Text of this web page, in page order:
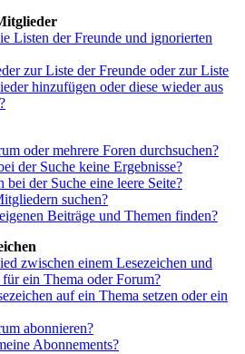
Listen der Freunde und ignorierten
zur Liste der Freunde oder zur Liste
hinzufügen oder diese wieder aus
oder mehrere Foren durchsuchen?
der Suche keine Ergebnisse?
bei der Suche eine leere Seite?
suchen?
Beiträge und Themen finden?
zwischen einem Lesezeichen und
ein Thema oder Forum?
auf ein Thema setzen oder ein
abonnieren?
Abonnements?